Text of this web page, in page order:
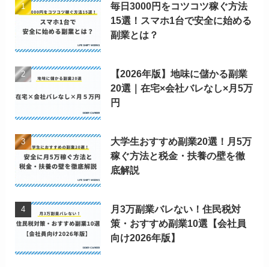
毎日3000円をコツコツ稼ぐ方法
15選！スマホ1台で安全に始める
副業とは？
【2026年版】地味に儲かる副業
20選｜在宅×会社バレなし×月5万
円
大学生おすすめ副業20選！月5万
稼ぐ方法と税金・扶養の壁を徹
底解説
月3万副業バレない！住民税対
策・おすすめ副業10選【会社員
向け2026年版】